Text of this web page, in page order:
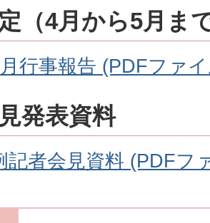
（4月から5月ま
行事報告 (PDFファ
発表資料
記者会見資料 (PDFフ